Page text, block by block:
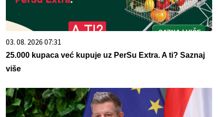
03. 08. 2026 07:31
25.000 kupaca već kupuje uz PerSu Extra. A ti? Saznaj
više